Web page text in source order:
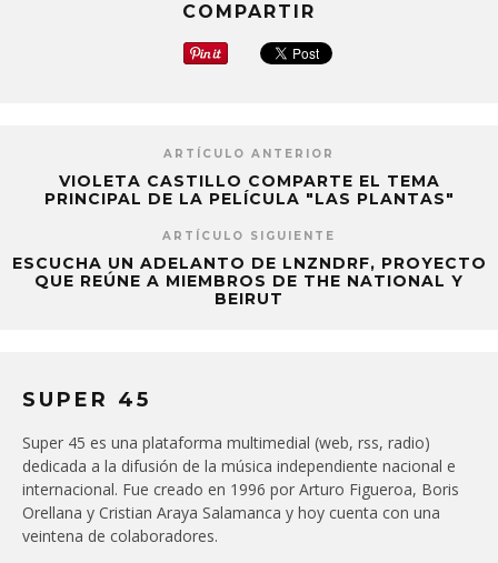
COMPARTIR
ARTÍCULO ANTERIOR
VIOLETA CASTILLO COMPARTE EL TEMA
PRINCIPAL DE LA PELÍCULA "LAS PLANTAS"
ARTÍCULO SIGUIENTE
ESCUCHA UN ADELANTO DE LNZNDRF, PROYECTO
QUE REÚNE A MIEMBROS DE THE NATIONAL Y
BEIRUT
SUPER 45
Super 45 es una plataforma multimedial (web, rss, radio)
dedicada a la difusión de la música independiente nacional e
internacional. Fue creado en 1996 por Arturo Figueroa, Boris
Orellana y Cristian Araya Salamanca y hoy cuenta con una
veintena de colaboradores.